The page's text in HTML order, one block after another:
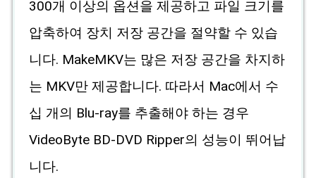
300개 이상의 옵션을 제공하고 파일 크기를
압축하여 장치 저장 공간을 절약할 수 있습
니다. MakeMKV는 많은 저장 공간을 차지하
는 MKV만 제공합니다. 따라서 Mac에서 수
십 개의 Blu-ray를 추출해야 하는 경우
VideoByte BD-DVD Ripper의 성능이 뛰어납
니다.